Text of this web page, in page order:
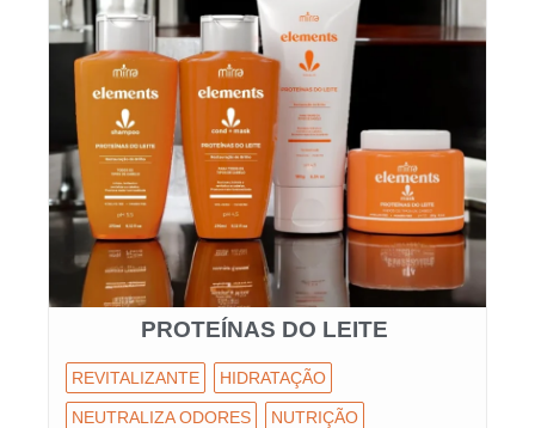
PROTEÍNAS DO LEITE
REVITALIZANTE HIDRATAÇÃO
NEUTRALIZA ODORES NUTRIÇÃO